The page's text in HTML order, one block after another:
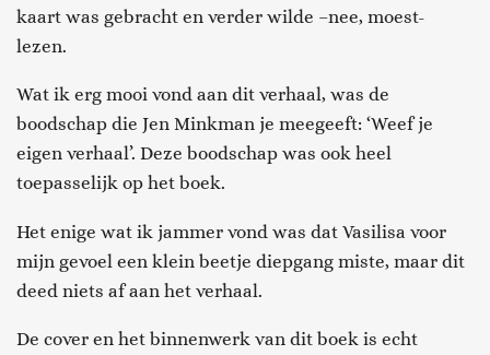
kaart was gebracht en verder wilde –nee, moest-
lezen.
Wat ik erg mooi vond aan dit verhaal, was de
boodschap die Jen Minkman je meegeeft: ‘Weef je
eigen verhaal’. Deze boodschap was ook heel
toepasselijk op het boek.
Het enige wat ik jammer vond was dat Vasilisa voor
mijn gevoel een klein beetje diepgang miste, maar dit
deed niets af aan het verhaal.
De cover en het binnenwerk van dit boek is echt